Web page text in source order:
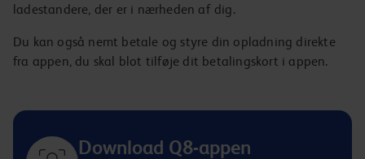
ladestandere, der er i nærheden af dig.
Du kan også nemt betale og styre din opladning direkte
fra appen, du skal blot tilføje dit betalingskort i appen.
Download Q8-appen